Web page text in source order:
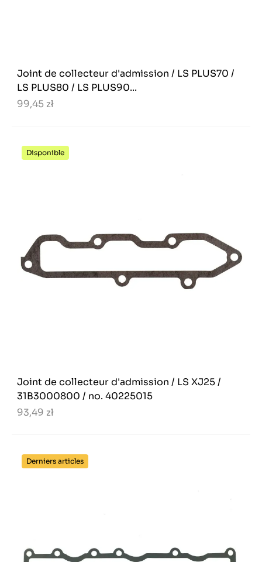
Joint de collecteur d'admission / LS PLUS70 /
LS PLUS80 / LS PLUS90...
99,45 zł
Disponible
Joint de collecteur d'admission / LS XJ25 /
31B3000800 / no. 40225015
93,49 zł
Derniers articles